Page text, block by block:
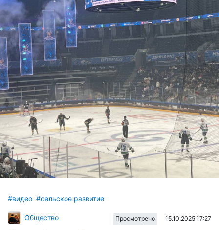
#видео #сельское развитие
Общество Просмотрено 15.10.2025 17:27